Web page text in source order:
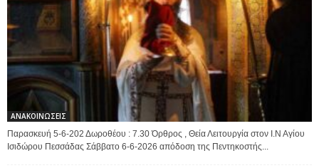
ΑΝΑΚΟΙΝΩΣΕΙΣ
Παρασκευή 5-6-202 Δωροθέου : 7.30 Όρθρος , Θεία Λειτουργία στον Ι.Ν Αγίου
Ισιδώρου Πεσσάδας Σάββατο 6-6-2026 απόδοση της Πεντηκοστής...